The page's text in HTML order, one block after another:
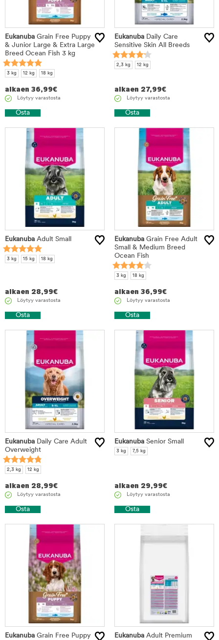
Eukanuba Grain Free Puppy
& Junior Large & Extra Large
Breed Ocean Fish 3 kg
3 kg 12 kg 18 kg
alkaen 36,99€
Löytyy varastosta
Osta
Eukanuba Daily Care
Sensitive Skin All Breeds
2,3 kg 12 kg
alkaen 27,99€
Löytyy varastosta
Osta
Eukanuba Adult Small
3 kg 15 kg 18 kg
alkaen 28,99€
Löytyy varastosta
Osta
Eukanuba Grain Free Adult
Small & Medium Breed
Ocean Fish
3 kg 18 kg
alkaen 36,99€
Löytyy varastosta
Osta
Eukanuba Daily Care Adult
Overweight
2,3 kg 12 kg
alkaen 28,99€
Löytyy varastosta
Osta
Eukanuba Senior Small
3 kg 7,5 kg
alkaen 29,99€
Löytyy varastosta
Osta
Eukanuba Grain Free Puppy
Eukanuba Adult Premium